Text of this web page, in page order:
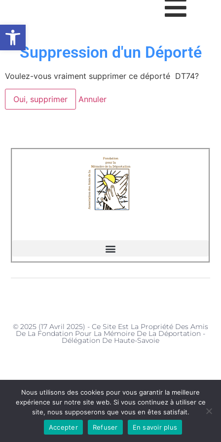
Ouvrir la barre d’outils
Suppression d'un Déporté
Voulez-vous vraiment supprimer ce déporté DT74?
Oui, supprimer Annuler
© 2025 (17 Avril 2025) - Ce Site Est La Propriété Des Amis
De La Fondation Pour La Mémoire De La Déportation -
Délégation De Haute-Savoie
Nous utilisons des cookies pour vous garantir la meilleure
expérience sur notre site web. Si vous continuez à utiliser ce
site, nous supposerons que vous en êtes satisfait.
Accepter
Refuser En savoir plus